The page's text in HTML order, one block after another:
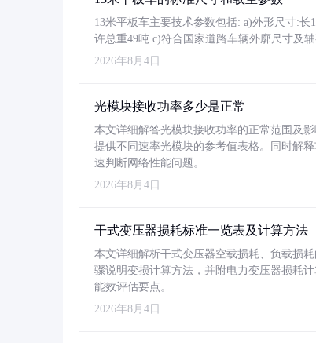
13米平板车主要技术参数包括: a)外形尺寸:长
许总重49吨 c)符合国家道路车辆外廓尺寸及
2026年8月4日
光模块接收功率多少是正常
本文详细解答光模块接收功率的正常范围及
提供不同速率光模块的参考值表格。同时解
速判断网络性能问题。
2026年8月4日
干式变压器损耗标准一览表及计算方法
本文详细解析干式变压器空载损耗、负载损
骤说明变损计算方法，并附电力变压器损耗
能效评估要点。
2026年8月4日